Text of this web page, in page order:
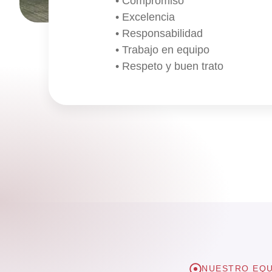
• Excelencia
• Responsabilidad
• Trabajo en equipo
• Respeto y buen trato
NUESTRO